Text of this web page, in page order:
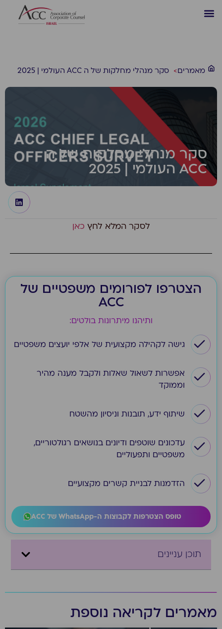
מאמרים> סקר מנהלי מחלקות של ה ACC העולמי | 2025
סקר מנהלי מחלקות של ה
ACC העולמי | 2025
לסקר המלא לחץ כאן
הצטרפו לפורומים משפטיים של
ACC
ותיהנו מיתרונות בולטים:
גישה לקהילה מקצועית של אלפי יועצים משפטיים
אפשרות לשאול שאלות ולקבל מענה מהיר
וממוקד
שיתוף ידע, תובנות וניסיון מהשטח
עדכונים שוטפים ודיונים בנושאים רגולטוריים,
משפטיים ותפעוליים
הזדמנות לבניית קשרים מקצועיים
טופס הצטרפות לקבוצות ה-WhatsApp של ACC
תוכן עניינים
מאמרים לקריאה נוספת